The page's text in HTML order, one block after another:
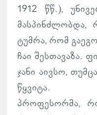
1912 წწ.),
მას­პინ­ძლობდა,
ტუმრა, რომ
ჩაი შეს­თა­ვაზა.
ჯანი აივსო,
წყვიტა.
პრო­ფე­სორმა,